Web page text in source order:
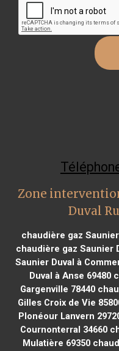
Zone
Duval
chaudière gaz
chaudière gaz Saunier
Saunier Duval à
Duval à Anse 69480
Gargenville 78440
Gilles Croix de Vie
Plonéour Lanvern
Cournonterral 34660
Mulatière 69350